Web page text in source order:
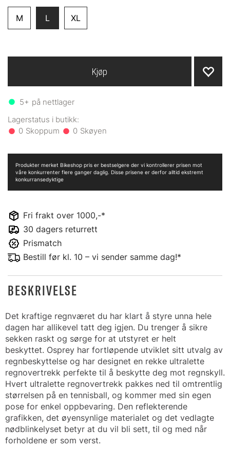
M L XL
5+ på nettlager
0 0
Kjøp
Fri frakt over 1000,-*
30 dagers returrett
Prismatch
Bestill før kl. 10 – vi sender samme dag!*
Produkter merket Bikeshop pris er bestselgere der vi kontrollerer prisen mot
våre konkurrenter flere ganger daglig. Disse prisene er derfor alltid ekstremt
konkurransedyktige
BESKRIVELSE
Det kraftige regnværet du har klart å styre unna hele
dagen har allikevel tatt deg igjen. Du trenger å sikre
sekken raskt og sørge for at utstyret er helt
beskyttet. Osprey har fortløpende utviklet sitt utvalg av
regnbeskyttelse og har designet en rekke ultralette
regnovertrekk perfekte til å beskytte deg mot regnskyll.
Hvert ultralette regnovertrekk pakkes ned til omtrentlig
størrelsen på en tennisball, og kommer med sin egen
pose for enkel oppbevaring. Den reflekterende
grafikken, det øyensynlige materialet og det vedlagte
nødblinkelyset betyr at du vil bli sett, til og med når
forholdene er som verst.